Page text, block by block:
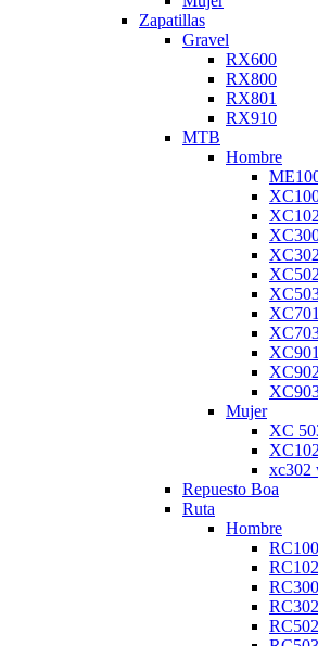
Zapatillas
Gravel
RX600
RX800
RX801
RX910
MTB
Hombre
XC102
XC302
XC502
XC701
XC901
XC902
Mujer
XC
xc302
Repuesto Boa
Ruta
Hombre
RC100
RC102
RC300
RC302
RC502